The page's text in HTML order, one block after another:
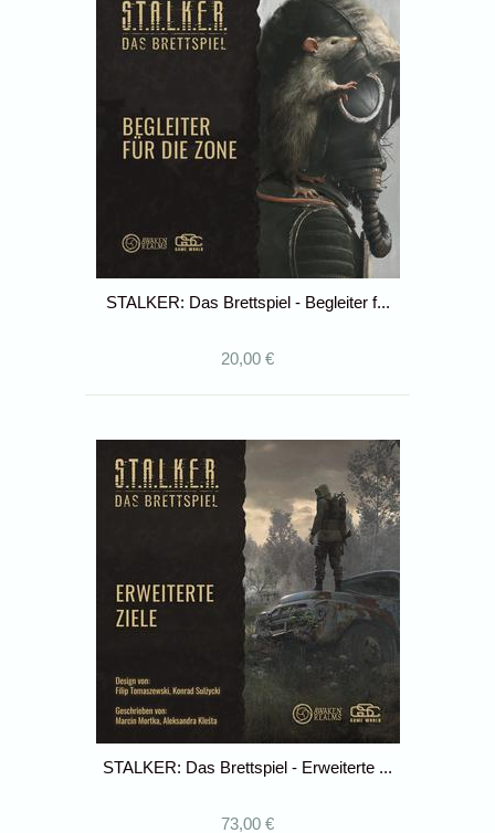
STALKER: Das Brettspiel - Begleiter f...
20,00 €
STALKER: Das Brettspiel - Erweiterte ...
73,00 €